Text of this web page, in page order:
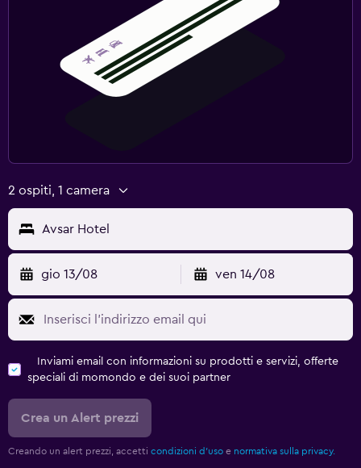
2 ospiti, 1 camera
Avsar Hotel
gio 13/08 ven 14/08
Inviami email con informazioni su prodotti e servizi, offerte
speciali di momondo e dei suoi partner
Crea un Alert prezzi
Creando un alert prezzi, accetti condizioni d'uso e normativa sulla privacy.